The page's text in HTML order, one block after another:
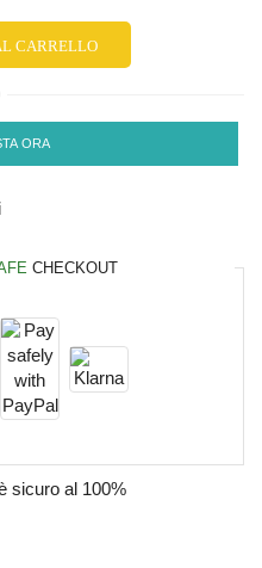
CARRELLO
ORA
CHECKOUT
sicuro al 100%